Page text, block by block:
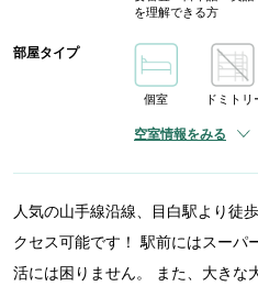
を理解できる方
部屋タイプ
個室 ドミトリ
空室情報をみる
人気の山手線沿線、目白駅より徒
クセス可能です！ 駅前にはスーパ
活には困りません。 また、大きな